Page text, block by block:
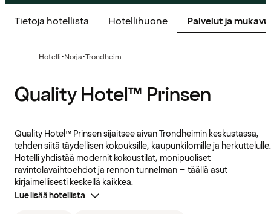
Tietoja hotellista Hotellihuone Palvelut ja
Hotelli·Norja·Trondheim
Quality Hotel™ Prinsen
Quality Hotel™ Prinsen sijaitsee aivan Trondheimin keskustassa,
tehden siitä täydellisen kokouksille, kaupunkilomille ja herkuttelulle.
Hotelli yhdistää modernit kokoustilat, monipuoliset
ravintolavaihtoehdot ja rennon tunnelman – täällä asut
kirjaimellisesti keskellä kaikkea.
Lue lisää hotellista